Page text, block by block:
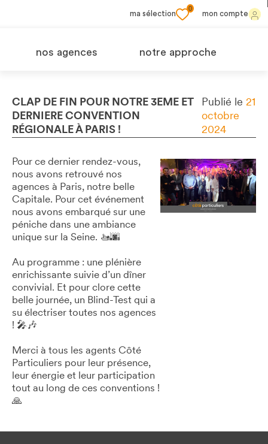
ma sélection
0
mon compte
nos agences notre approche
CLAP DE FIN POUR NOTRE 3EME ET
DERNIERE CONVENTION
RÉGIONALE À PARIS !
Publié le 21
octobre
2024
Pour ce dernier rendez-vous,
nous avons retrouvé nos
agences à Paris, notre belle
Capitale. Pour cet événement
nous avons embarqué sur une
péniche dans une ambiance
unique sur la Seine. 🚤🌆
Au programme : une plénière
enrichissante suivie d’un dîner
convivial. Et pour clore cette
belle journée, un Blind-Test qui a
su électriser toutes nos agences
! 🎤🎶
Merci à tous les agents Côté
Particuliers pour leur présence,
leur énergie et leur participation
tout au long de ces conventions !
🙏